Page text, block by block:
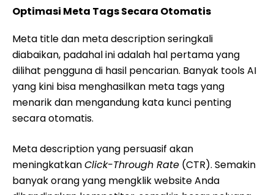
Optimasi Meta Tags Secara Otomatis
Meta title dan meta description seringkali
diabaikan, padahal ini adalah hal pertama yang
dilihat pengguna di hasil pencarian. Banyak tools AI
yang kini bisa menghasilkan meta tags yang
menarik dan mengandung kata kunci penting
secara otomatis.
Meta description yang persuasif akan
meningkatkanClick-Through Rate (CTR). Semakin
banyak orang yang mengklik website Anda